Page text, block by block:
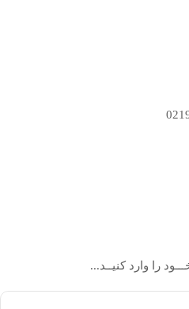
را وارد کنیــد...